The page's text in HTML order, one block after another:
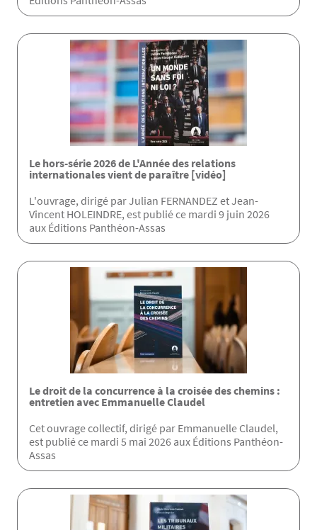
Le hors-série 2026 de L'Année des relations
internationales vient de paraître [vidéo]
L'ouvrage, dirigé par Julian FERNANDEZ et Jean-
Vincent HOLEINDRE, est publié ce mardi 9 juin 2026
aux Éditions Panthéon-Assas
Le droit de la concurrence à la croisée des chemins :
entretien avec Emmanuelle Claudel
Cet ouvrage collectif, dirigé par Emmanuelle Claudel,
est publié ce mardi 5 mai 2026 aux Éditions Panthéon-
Assas